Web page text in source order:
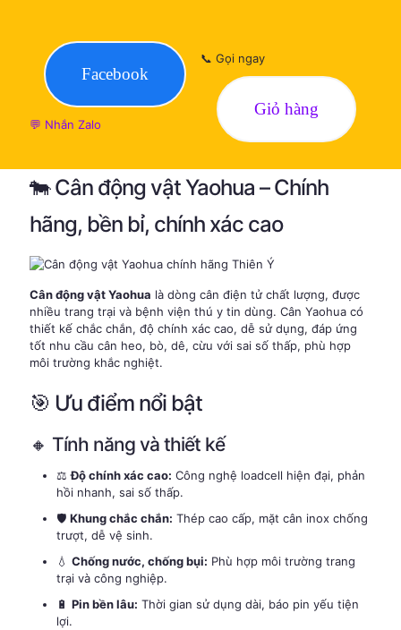
Facebook
💬 Nhắn Zalo
📞 Gọi ngay
Giỏ hàng
🐄 Cân động vật Yaohua – Chính
hãng, bền bỉ, chính xác cao
Cân động vật Yaohua là dòng cân điện tử chất lượng, được
nhiều trang trại và bệnh viện thú y tin dùng. Cân Yaohua có
thiết kế chắc chắn, độ chính xác cao, dễ sử dụng, đáp ứng
tốt nhu cầu cân heo, bò, dê, cừu với sai số thấp, phù hợp
môi trường khắc nghiệt.
🎯 Ưu điểm nổi bật
🔸 Tính năng và thiết kế
⚖️Độ chính xác cao: Công nghệ loadcell hiện đại, phản
hồi nhanh, sai số thấp.
🛡️ Khung chắc chắn: Thép cao cấp, mặt cân inox chống
trượt, dễ vệ sinh.
💧 Chống nước, chống bụi: Phù hợp môi trường trang
trại và công nghiệp.
🔋 Pin bền lâu: Thời gian sử dụng dài, báo pin yếu tiện
lợi.